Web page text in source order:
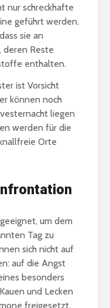
nur schreckhafte
geführt werden.
sie an
deren Reste
enthalten.
ist Vorsicht
können noch
liegen
werden für die
Orte
um dem
Tag zu
sich nicht auf
auf die Angst
besonders
und Lecken
freigesetzt.